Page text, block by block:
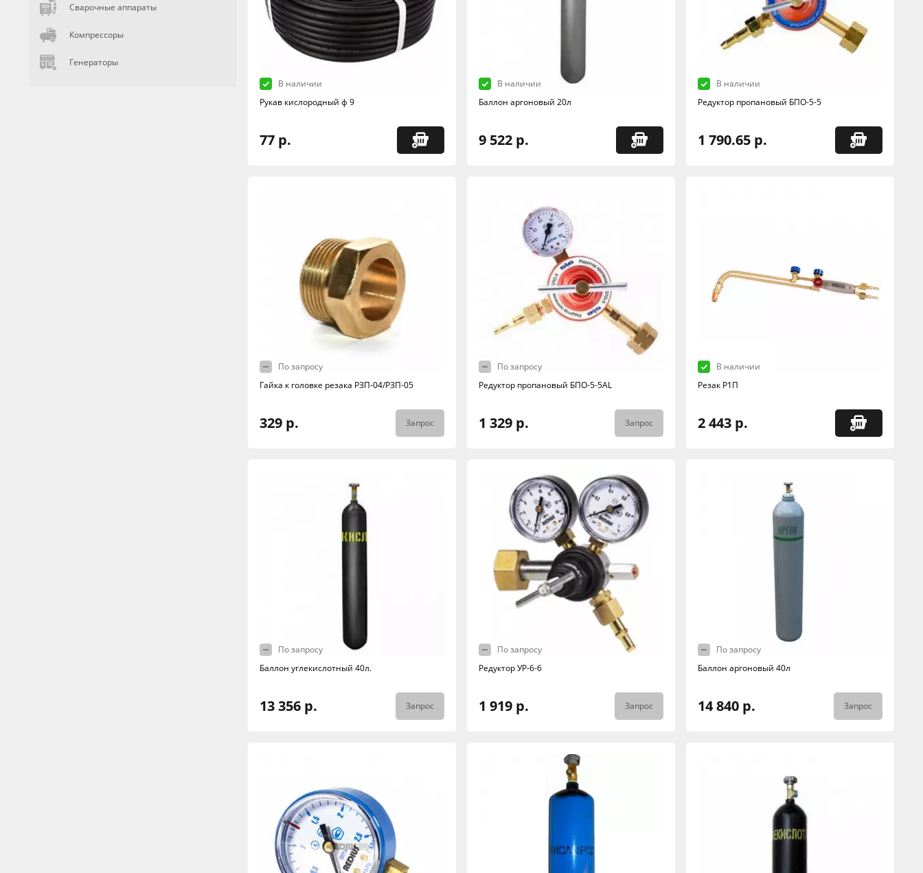
В наличии
Рукав кислородный ф 9
77 р.
В наличии
Баллон аргоновый 20л
9 522 р.
В наличии
Редуктор пропановый БПО-5-5
1 790.65 р.
По запросу
Гайка к головке резака РЗП-04/РЗП-05
329 р. Запрос
По запросу
Редуктор пропановый БПО-5-5AL
1 329 р. Запрос
В наличии
Резак Р1П
2 443 р.
По запросу
Баллон углекислотный 40л.
13 356 р. Запрос
По запросу
Редуктор УР-6-6
1 919 р. Запрос
По запросу
Баллон аргоновый 40л
14 840 р. Запрос
Сварочные аппараты
Компрессоры
Генераторы